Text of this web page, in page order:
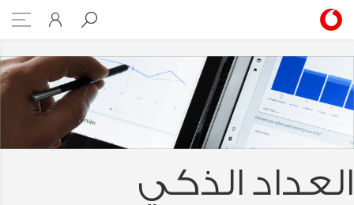
Smart meter
العداد الذكي